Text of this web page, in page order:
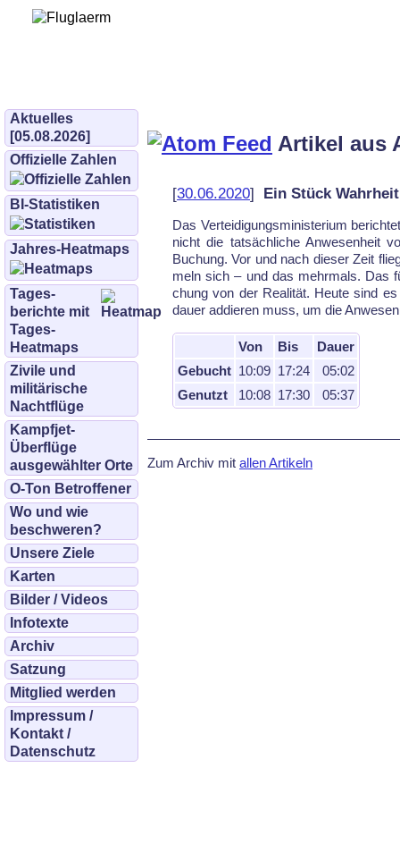
Aktuelles
[05.08.2026]
Offizielle Zahlen
BI-Statistiken
Jahres-Heatmaps
Tages­
berichte mit
Tages-
Heatmaps
Zivile und
militärische
Nachtflüge
Kampfjet-
Überflüge
ausgewählter Orte
O-Ton Betroffener
Wo und wie
beschweren?
Unsere Ziele
Karten
Bilder / Videos
Infotexte
Archiv
Satzung
Mitglied werden
Impressum /
Kontakt /
Datenschutz
Artikel aus
[30.06.2020] Ein Stück
Das Ver­tei­di­gungs­mi­nis­te­ri­um
nicht die tat­säch­li­che An­we­sen­heit
Bu­chung. Vor und nach die­ser Zeit
meln sich – und das mehr­mals. Das
chung von der Rea­li­tät. Heu­te sind
dau­er ad­die­ren muss, um die
Von Bis
Dauer
Gebucht 10:09 17:24
05:02
Genutzt
10:08 17:30 05:37
Zum Archiv mit allen Artikeln